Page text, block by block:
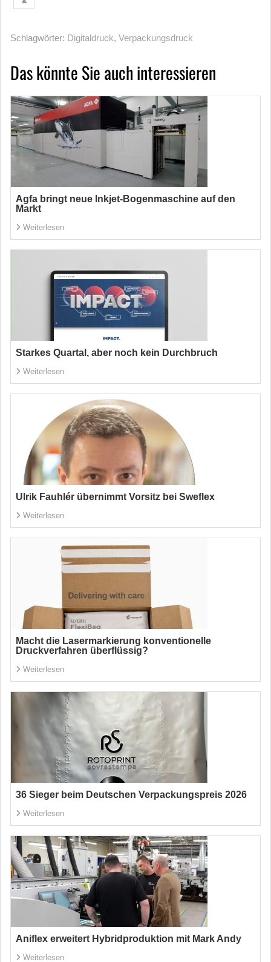
Schlagwörter: Digitaldruck, Verpackungsdruck
Das könnte Sie auch interessieren
Agfa bringt neue Inkjet-Bogenmaschine auf den
Markt
Weiterlesen
Starkes Quartal, aber noch kein Durchbruch
Weiterlesen
Ulrik Fauhlér übernimmt Vorsitz bei Sweflex
Weiterlesen
Macht die Lasermarkierung konventionelle
Druckverfahren überflüssig?
Weiterlesen
36 Sieger beim Deutschen Verpackungspreis 2026
Weiterlesen
Aniflex erweitert Hybridproduktion mit Mark Andy
Weiterlesen